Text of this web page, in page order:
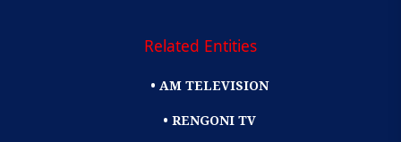
Related Entities
• AM TELEVISION
• RENGONI TV